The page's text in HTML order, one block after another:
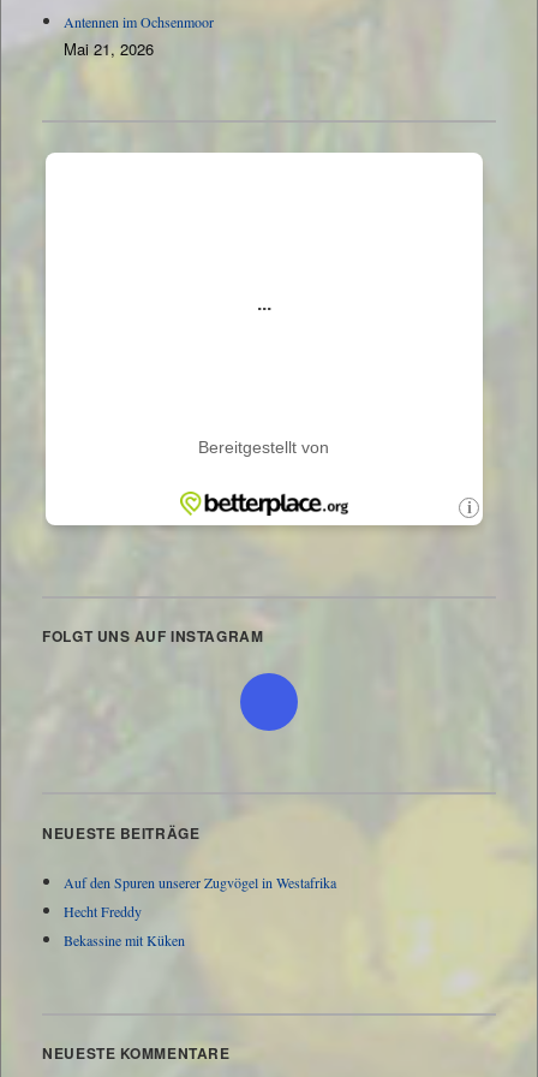
Antennen im Ochsenmoor
Mai 21, 2026
FOLGT UNS AUF INSTAGRAM
NEUESTE BEITRÄGE
Auf den Spuren unserer Zugvögel in Westafrika
Hecht Freddy
Bekassine mit Küken
NEUESTE KOMMENTARE